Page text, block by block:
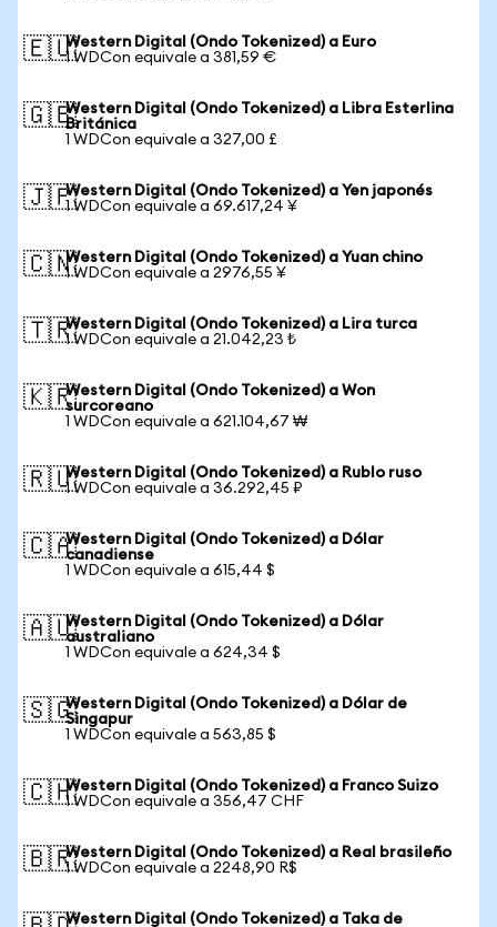
🇪🇺Western Digital (Ondo Tokenized) a Euro
1 WDCon equivale a 381,59 €
🇬🇧Western Digital (Ondo Tokenized) a Libra Esterlina
Británica
1 WDCon equivale a 327,00 £
🇯🇵Western Digital (Ondo Tokenized) a Yen japonés
1 WDCon equivale a 69.617,24 ¥
🇨🇳Western Digital (Ondo Tokenized) a Yuan chino
1 WDCon equivale a 2976,55 ¥
🇹🇷Western Digital (Ondo Tokenized) a Lira turca
1 WDCon equivale a 21.042,23 ₺
🇰🇷Western Digital (Ondo Tokenized) a Won
surcoreano
1 WDCon equivale a 621.104,67 ₩
🇷🇺Western Digital (Ondo Tokenized) a Rublo ruso
1 WDCon equivale a 36.292,45 ₽
🇨🇦Western Digital (Ondo Tokenized) a Dólar
canadiense
1 WDCon equivale a 615,44 $
🇦🇺Western Digital (Ondo Tokenized) a Dólar
australiano
1 WDCon equivale a 624,34 $
🇸🇬Western Digital (Ondo Tokenized) a Dólar de
Singapur
1 WDCon equivale a 563,85 $
🇨🇭Western Digital (Ondo Tokenized) a Franco Suizo
1 WDCon equivale a 356,47 CHF
🇧🇷Western Digital (Ondo Tokenized) a Real brasileño
1 WDCon equivale a 2248,90 R$
Western Digital (Ondo Tokenized) a Taka de